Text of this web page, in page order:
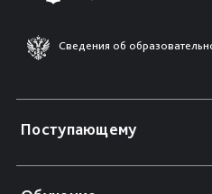
Сведения об
Поступающему